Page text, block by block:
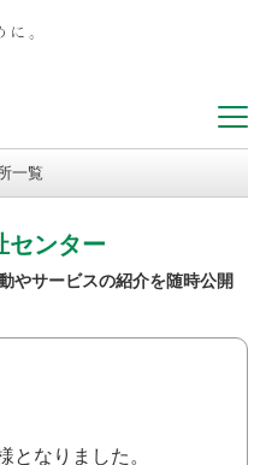
一覧
センター
やサービスの紹介を随時公開
となりました。